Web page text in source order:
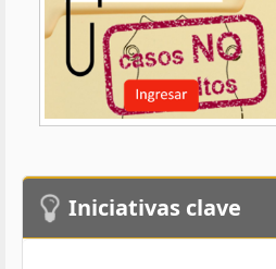
Iniciativas clave